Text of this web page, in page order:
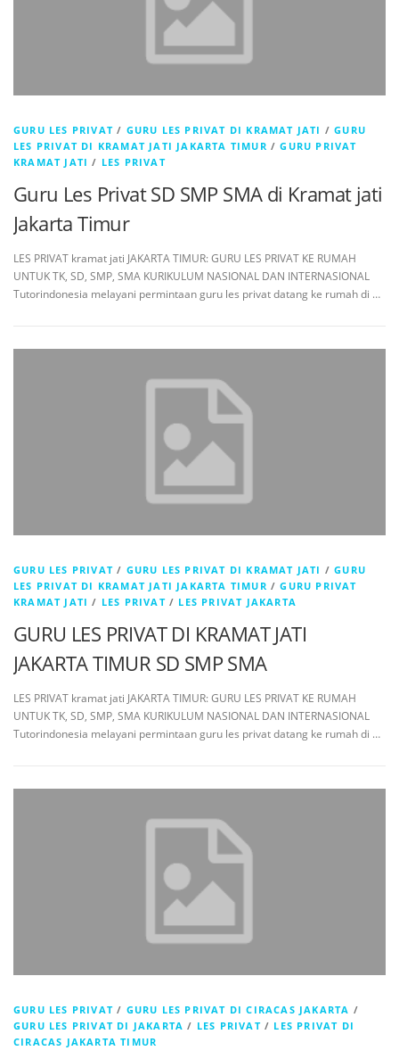
GURU LES PRIVAT / GURU LES PRIVAT DI KRAMAT JATI /GURU
LES PRIVAT DI KRAMAT JATI JAKARTA TIMUR /GURU PRIVAT
KRAMAT JATI / LES PRIVAT
Guru Les Privat SD SMP SMA di Kramat jati
Jakarta Timur
LES PRIVAT kramat jati JAKARTA TIMUR: GURU LES PRIVAT KE RUMAH
UNTUK TK, SD, SMP, SMA KURIKULUM NASIONAL DAN INTERNASIONAL
Tutorindonesia melayani permintaan guru les privat datang ke rumah di …
GURU LES PRIVAT / GURU LES PRIVAT DI KRAMAT JATI /GURU
LES PRIVAT DI KRAMAT JATI JAKARTA TIMUR /GURU PRIVAT
KRAMAT JATI / LES PRIVAT/ LES PRIVAT JAKARTA
GURU LES PRIVAT DI KRAMAT JATI
JAKARTA TIMUR SD SMP SMA
LES PRIVAT kramat jati JAKARTA TIMUR: GURU LES PRIVAT KE RUMAH
UNTUK TK, SD, SMP, SMA KURIKULUM NASIONAL DAN INTERNASIONAL
Tutorindonesia melayani permintaan guru les privat datang ke rumah di …
GURU LES PRIVAT / GURU LES PRIVAT DI CIRACAS JAKARTA /
GURU LES PRIVAT DI JAKARTA / LES PRIVAT/ LES PRIVAT DI
CIRACAS JAKARTA TIMUR